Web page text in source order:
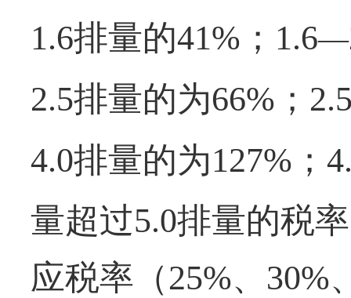
1.6排量的41%；1.6—
2.5排量的为66%；
4.0排量的为127%；
量超过5.0排量的税
应税率（25%、30%